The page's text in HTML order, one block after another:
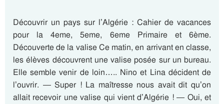
Découvrir un pays sur l’Algérie : Cahier de vacances
pour la 4eme, 5eme, 6eme Primaire et 6ème.
Découverte de la valise Ce matin, en arrivant en classe,
les élèves découvrent une valise posée sur un bureau.
Elle semble venir de loin….. Nino et Lina décident de
l’ouvrir. — Super ! La maîtresse nous avait dit qu’on
allait recevoir une valise qui vient d’Algérie ! — Oui, et